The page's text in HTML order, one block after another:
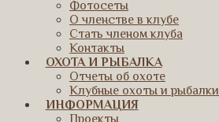
Фотосеты
О членстве в клубе
Стать членом клуба
Контакты
ОХОТА И РЫБАЛКА
Отчеты об охоте
Клубные охоты и рыбалки
ИНФОРМАЦИЯ
Проекты